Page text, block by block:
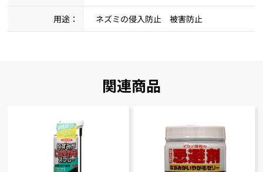
用途： ネズミの侵入防止 被害防止
関連商品